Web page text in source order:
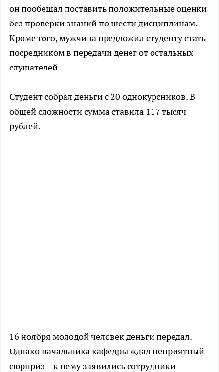
он пообещал поставить положительные оценки
без проверки знаний по шести дисциплинам.
Кроме того, мужчина предложил студенту стать
посредником в передачи денег от остальных
слушателей.
Студент собрал деньги с 20 однокурсников. В
общей сложности сумма ставила 117 тысяч
рублей.
16 ноября молодой человек деньги передал.
Однако начальника кафедры ждал неприятный
сюрприз – к нему заявились сотрудники